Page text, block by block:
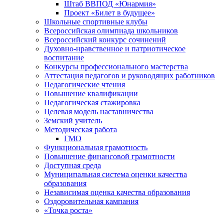
Штаб ВВПОД «Юнармия»
Проект «Билет в будущее»
Школьные спортивные клубы
Всероссийская олимпиада школьников
Всероссийский конкурс сочинений
Духовно-нравственное и патриотическое
воспитание
Конкурсы профессионального мастерства
Аттестация педагогов и руководящих работников
Педагогические чтения
Повышение квалификации
Педагогическая стажировка
Целевая модель наставничества
Земский учитель
Методическая работа
ГМО
Функциональная грамотность
Повышение финансовой грамотности
Доступная среда
Муниципальная система оценки качества
образования
Независимая оценка качества образования
Оздоровительная кампания
«Точка роста»